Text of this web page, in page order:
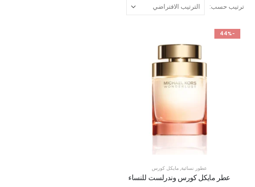
ترتيب حسب:
-44%
عطور نسائية, مايكل كورس
عطر مايكل كورس وندرلست للنساء